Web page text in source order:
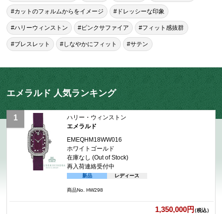
#カットのフォルムからをイメージ #ドレッシーな印象
#ハリーウィンストン #ピンクサファイア #フィット感抜群
#ブレスレット #しなやかにフィット #サテン
エメラルド 人気ランキング
ハリー・ウィンストン
エメラルド
EMEQHM18WW016
ホワイトゴールド
在庫なし (Out of Stock)
再入荷連絡受付中
新品 レディース
商品No. HW298
1,350,000円（税込）